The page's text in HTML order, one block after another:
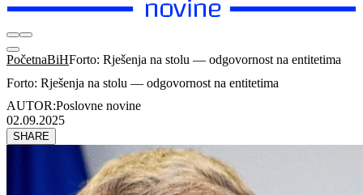
PočetnaBiHForto: Rješenja na stolu — odgovornost na entitetima
Forto: Rješenja na stolu — odgovornost na entitetima
AUTOR:Poslovne novine
02.09.2025
SHARE